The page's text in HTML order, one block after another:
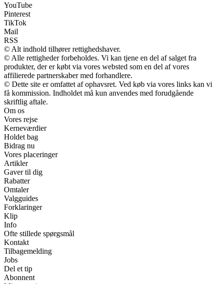
YouTube
Pinterest
TikTok
Mail
RSS
© Alt indhold tilhører rettighedshaver.
© Alle rettigheder forbeholdes. Vi kan tjene en del af salget fra
produkter, der er købt via vores websted som en del af vores
affilierede partnerskaber med forhandlere.
© Dette site er omfattet af ophavsret. Ved køb via vores links kan vi
få kommission. Indholdet må kun anvendes med forudgående
skriftlig aftale.
Om os
Vores rejse
Kerneværdier
Holdet bag
Bidrag nu
Vores placeringer
Artikler
Gaver til dig
Rabatter
Omtaler
Valgguides
Forklaringer
Klip
Info
Ofte stillede spørgsmål
Kontakt
Tilbagemelding
Jobs
Del et tip
Abonnent